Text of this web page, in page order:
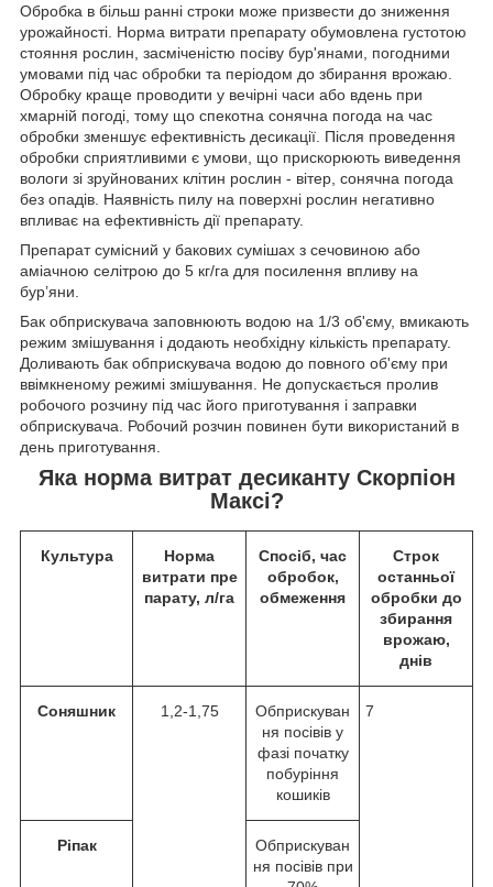
Обробка в більш ранні строки може призвести до зниження
урожайності. Норма витрати препарату обумовлена густотою
стояння рослин, засміченістю посіву бур'янами, погодними
умовами під час обробки та періодом до збирання врожаю.
Обробку краще проводити у вечірні часи або вдень при
хмарній погоді, тому що спекотна сонячна погода на час
обробки зменшує ефективність десикації. Після проведення
обробки сприятливими є умови, що прискорюють виведення
вологи зі зруйнованих клітин рослин - вітер, сонячна погода
без опадів. Наявність пилу на поверхні рослин негативно
впливає на ефективність дії препарату.
Препарат сумісний у бакових сумішах з сечовиною або
аміачною селітрою до 5 кг/га для посилення впливу на
бур’яни.
Бак обприскувача заповнюють водою на 1/3 об'єму, вмикають
режим змішування і додають необхідну кількість препарату.
Доливають бак обприскувача водою до повного об'єму при
ввімкненому режимі змішування. Не допускається пролив
робочого розчину під час його приготування і заправки
обприскувача. Робочий розчин повинен бути використаний в
день приготування.
Яка норма витрат десиканту Скорпіон
Максі?
Культура
Норма
витрати пре
парату, л/га
Спосіб, час
обробок,
обмеження
Строк
останньої
обробки до
збирання
врожаю,
днів
Соняшник 1,2-1,75
Обприскуван
ня посівів у
фазі початку
побуріння
кошиків
7
Ріпак
Обприскуван
ня посівів при